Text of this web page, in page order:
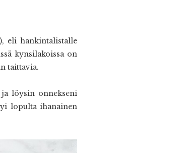
eli hankintalistalle
kynsilakoissa on
taittavia.
ja löysin onnekseni
lopulta ihanainen